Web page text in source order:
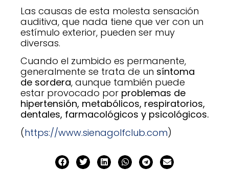
Las causas de esta molesta sensación
auditiva, que nada tiene que ver con un
estímulo exterior, pueden ser muy
diversas.
Cuando el zumbido es permanente,
generalmente se trata de un síntoma
de sordera, aunque también puede
estar provocado por problemas de
hipertensión, metabólicos, respiratorios,
dentales, farmacológicos y psicológicos.
(https://www.sienagolfclub.com)